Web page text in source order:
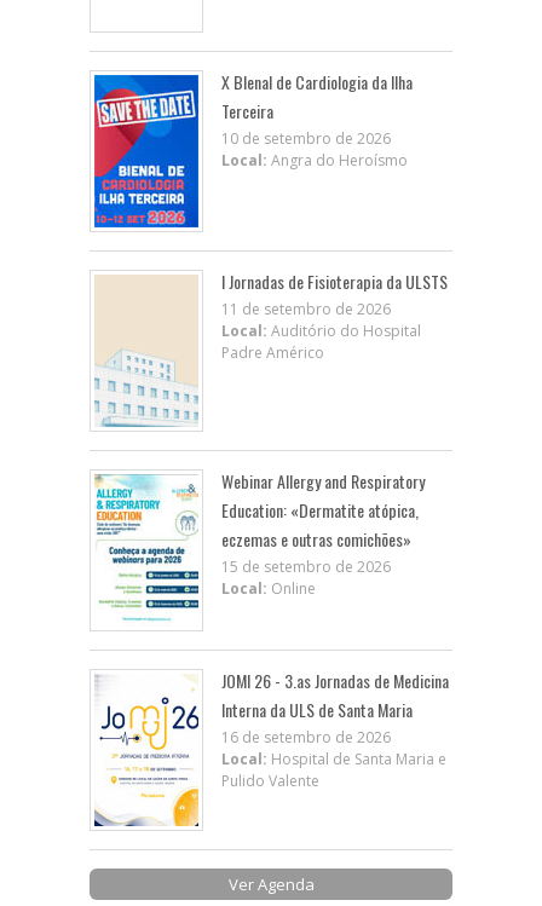
X BIenal de Cardiologia da Ilha
Terceira
10 de setembro de 2026
Local: Angra do Heroísmo
I Jornadas de Fisioterapia da ULSTS
11 de setembro de 2026
Local: Auditório do Hospital
Padre Américo
Webinar Allergy and Respiratory
Education: «Dermatite atópica,
eczemas e outras comichões»
15 de setembro de 2026
Local: Online
JOMI 26 - 3.as Jornadas de Medicina
Interna da ULS de Santa Maria
16 de setembro de 2026
Local: Hospital de Santa Maria e
Pulido Valente
Ver Agenda